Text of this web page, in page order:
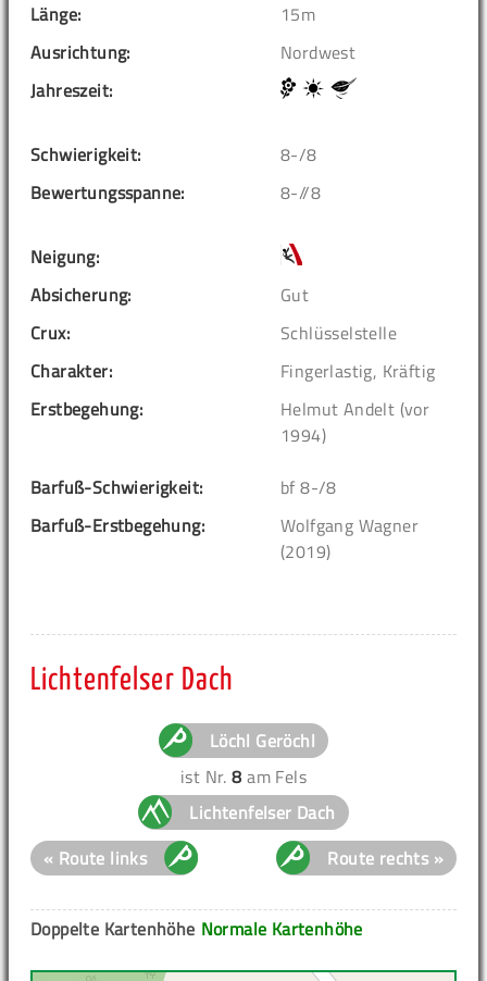
Länge:
15m
Ausrichtung:
Nordwest
Jahreszeit:
Schwierigkeit:
8-/8
Bewertungsspanne:
8-//8
Neigung:
Absicherung:
Gut
Crux:
Schlüsselstelle
Charakter:
Fingerlastig, Kräftig
Erstbegehung:
Helmut Andelt (vor
1994)
Barfuß-Schwierigkeit:
bf 8-/8
Barfuß-Erstbegehung:
Wolfgang Wagner
(2019)
Lichtenfelser Dach
Löchl Geröchl
ist Nr.8 am Fels
Lichtenfelser Dach
« Route links
Route rechts »
Normale Kartenhöhe
Doppelte Kartenhöhe